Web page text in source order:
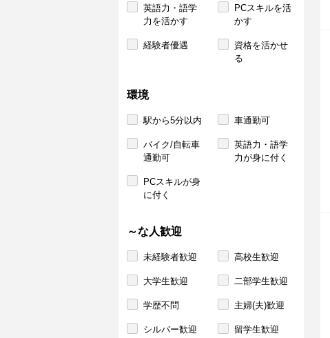
英語力・語学
力を活かす
PCスキルを活
かす
経験者優遇
資格を活かせ
る
環境
駅から5分以内 車通勤可
バイク/自転車
通勤可
英語力・語学
力が身に付く
PCスキルが身
に付く
～な人歓迎
未経験者歓迎 高校生歓迎
大学生歓迎 二部学生歓迎
学歴不問 主婦(夫)歓迎
シルバー歓迎 留学生歓迎